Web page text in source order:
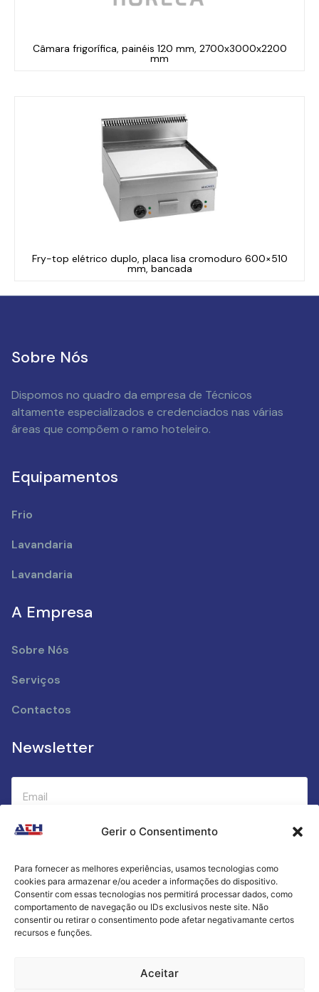
Gerir o Consentimento
Para fornecer as melhores experiências, usamos tecnologias como
cookies para armazenar e/ou aceder a informações do dispositivo.
Consentir com essas tecnologias nos permitirá processar dados, como
comportamento de navegação ou IDs exclusivos neste site. Não
consentir ou retirar o consentimento pode afetar negativamante certos
recursos e funções.
Aceitar
Câmara frigorífica, painéis 120 mm, 2700x3000x2200
mm
Fry-top elétrico duplo, placa lisa cromoduro 600×510
mm, bancada
Sobre Nós
Dispomos no quadro da empresa de Técnicos
altamente especializados e credenciados nas várias
áreas que compõem o ramo hoteleiro.
Equipamentos
Frio
Lavandaria
Lavandaria
A Empresa
Sobre Nós
Serviços
Contactos
Newsletter
Submeter
Criamos a cozinha perfeita para o seu sucesso
gastronómico!